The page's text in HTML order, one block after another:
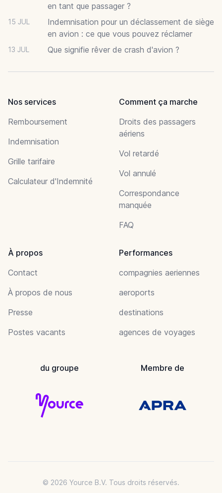
en tant que passager ?
15 JUL
Indemnisation pour un déclassement de siège
en avion : ce que vous pouvez réclamer
13 JUL Que signifie rêver de crash d'avion ?
Nos services
Remboursement
Indemnisation
Grille tarifaire
Calculateur d'Indemnité
Comment ça marche
Droits des passagers
aériens
Vol retardé
Vol annulé
Correspondance
manquée
FAQ
À propos
Contact
À propos de nous
Presse
Postes vacants
Performances
compagnies aeriennes
aeroports
destinations
agences de voyages
du groupe Membre de
© 2026 Yource B.V. Tous droits réservés.